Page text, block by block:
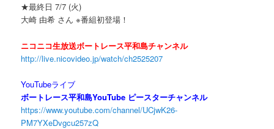
★最終日 7/7 (火)
大崎 由希 さん ※番組初登場！
ニコニコ生放送ボートレース平和島チャンネル
http://live.nicovideo.jp/watch/ch2525207
YouTubeライブ
ボートレース平和島YouTube ピースターチャンネル
https://www.youtube.com/channel/UCjwK26-
PM7YXeDvgcu257zQ